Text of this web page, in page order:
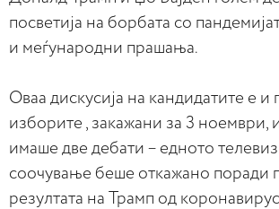
посветија на борбата со
и меѓународни прашања.
Оваа дискусија на кандидатите е и
изборите , закажани за 3 ноември,
имаше две дебати – едното
соочување беше откажано поради
резултата на Трамп од